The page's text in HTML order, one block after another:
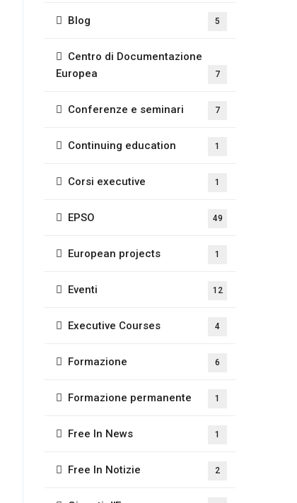
Blog 5
Centro di Documentazione
Europea
7
Conferenze e seminari 7
Continuing education 1
Corsi executive 1
EPSO 49
European projects 1
Eventi 12
Executive Courses 4
Formazione 6
Formazione permanente 1
Free In News 1
Free In Notizie 2